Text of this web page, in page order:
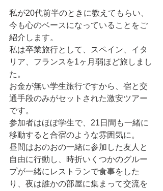
私が20代前半のときに教えてもらい、
今も心のベースになっていることをご
紹介します。
私は卒業旅行として、スペイン、イタ
リア、フランスを1ヶ月弱ほど旅しまし
た。
お金が無い学生旅行ですから、宿と交
通手段のみがセットされた激安ツアー
です。
参加者はほぼ学生で、21日間も一緒に
移動すると合宿のような雰囲気に。
昼間はおのおの一緒に参加した友人と
自由に行動し、時折いくつかのグルー
プが一緒にレストランで食事をした
り、夜は誰かの部屋に集まって交流を